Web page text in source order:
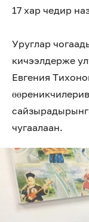
17 хар чедир
Уруглар
кичээлдерже
Евгения
чугаалаан.